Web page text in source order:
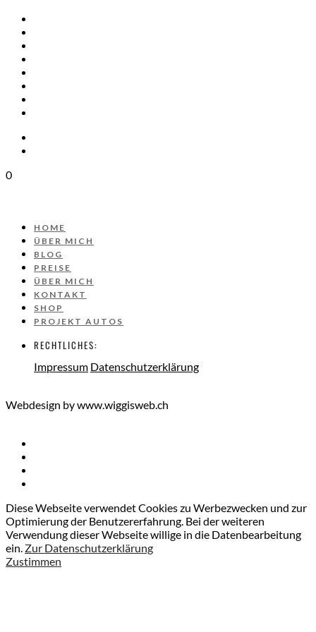
0
HOME
ÜBER MICH
BLOG
PREISE
ÜBER MICH
KONTAKT
SHOP
PROJEKT AUTOS
RECHTLICHES:
Impressum Datenschutzerklärung
Webdesign by www.wiggisweb.ch
Diese Webseite verwendet Cookies zu Werbezwecken und zur
Optimierung der Benutzererfahrung. Bei der weiteren
Verwendung dieser Webseite willige in die Datenbearbeitung
ein. Zur Datenschutzerklärung
Zustimmen